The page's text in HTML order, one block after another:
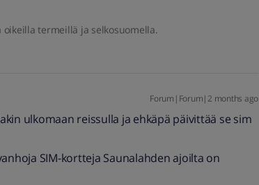
termeillä ja selkosuomella.
Forum|Forum|2 months ago
ulkomaan reissulla ja ehkäpä päivittää se sim
SIM-kortteja Saunalahden ajoilta on